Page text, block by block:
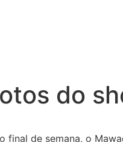
do
final de semana, o